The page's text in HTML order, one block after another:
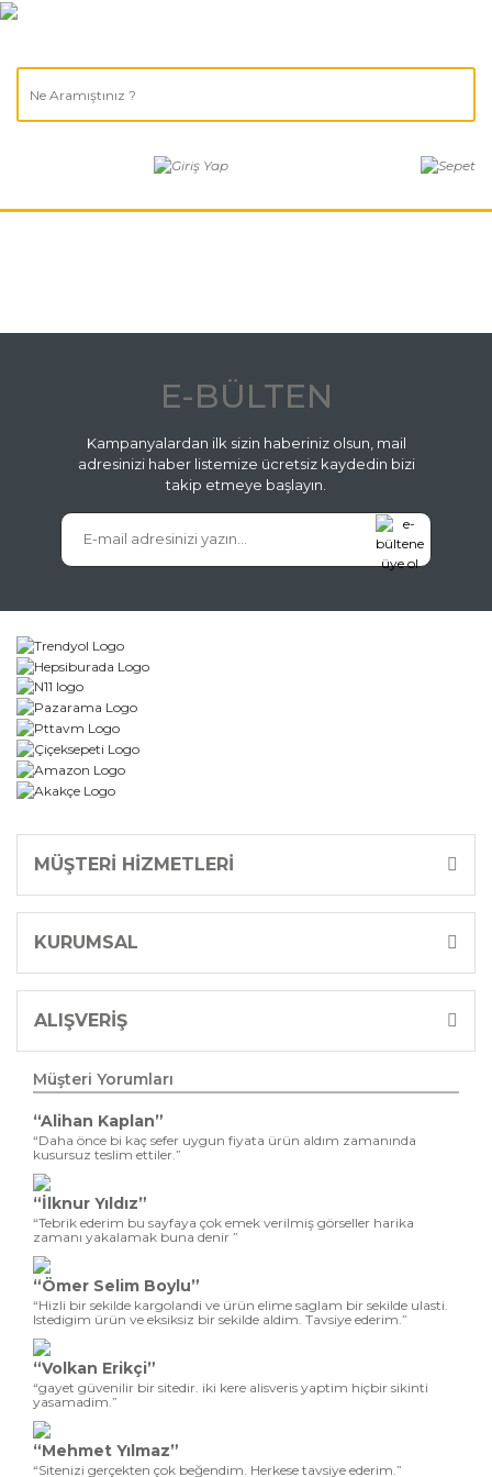
E-BÜLTEN
Kampanyalardan ilk sizin haberiniz olsun, mail
adresinizi haber listemize ücretsiz kaydedin bizi
takip etmeye başlayın.
MÜŞTERİ HİZMETLERİ
KURUMSAL
ALIŞVERİŞ
Müşteri Yorumları
“Alihan Kaplan”
“Daha önce bi kaç sefer uygun fiyata ürün aldım zamanında
kusursuz teslim ettiler.”
“İlknur Yıldız”
“Tebrik ederim bu sayfaya çok emek verilmiş görseller harika
zamanı yakalamak buna denir ”
“Ömer Selim Boylu”
“Hizli bir sekilde kargolandi ve ürün elime saglam bir sekilde ulasti.
Istedigim ürün ve eksiksiz bir sekilde aldim. Tavsiye ederim.”
“Volkan Erikçi”
“gayet güvenilir bir sitedir. iki kere alisveris yaptim hiçbir sikinti
yasamadim.”
“Mehmet Yılmaz”
“Sitenizi gerçekten çok beğendim. Herkese tavsiye ederim.”